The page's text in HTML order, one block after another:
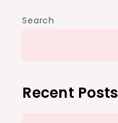
Search
Recent Posts